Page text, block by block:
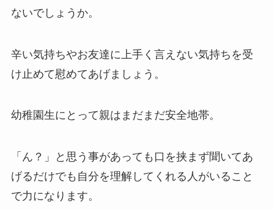
ないでしょうか。
辛い気持ちやお友達に上手く言えない気持ちを受
け止めて慰めてあげましょう。
幼稚園生にとって親はまだまだ安全地帯。
「ん？」と思う事があっても口を挟まず聞いてあ
げるだけでも自分を理解してくれる人がいること
で力になります。